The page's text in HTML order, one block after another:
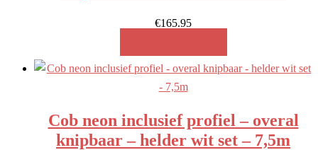
€165.95
Cob neon inclusief profiel – overal
knipbaar – helder wit set – 7,5m